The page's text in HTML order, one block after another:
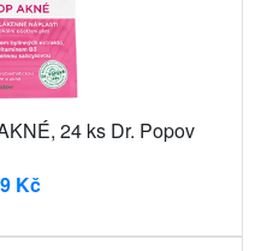
24 ks Dr. Popov
Kč